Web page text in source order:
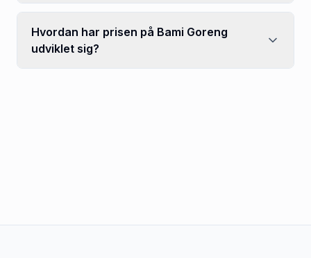
Hvordan har prisen på Bami Goreng
udviklet sig?